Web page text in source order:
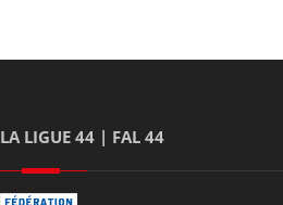
LA LIGUE 44 | FAL 44